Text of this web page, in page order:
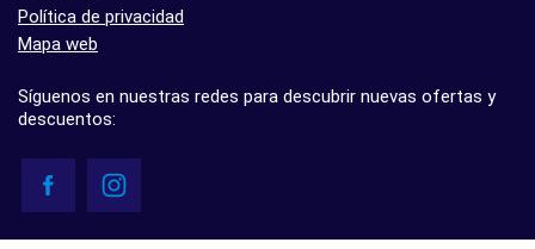
Política de privacidad
Mapa web
Síguenos en nuestras redes para descubrir nuevas ofertas y
descuentos: